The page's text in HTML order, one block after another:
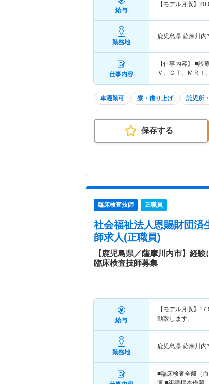
給与
【モデル月収】
勤務地
鹿児島県 薩摩川内
仕事内容
【仕事内容】 ■
Ｖ、ＣＴ、ＭＲ
車通勤可 寮・借り上げ 託児所
保存する
臨床検査技師 正職員
社会福祉法人恩賜財団済
師求人(正職員)
【鹿児島県／薩摩川内市】経
臨床検査技師募集
給与
【モデル月収】
動致します。
勤務地
鹿児島県 薩摩川内
■臨床検査全般（